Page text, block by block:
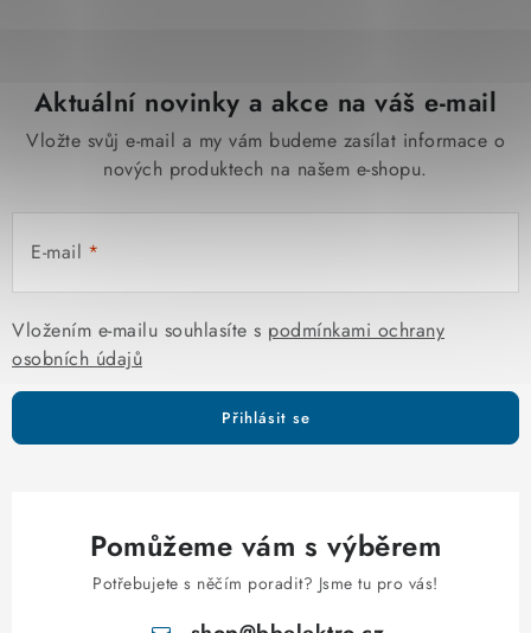
Aktuální novinky a akce na váš e-mail
Vložte svůj e-mail a my vám budeme zasílat informace o
nových produktech na našem e-shopu.
E-mail
Vložením e-mailu souhlasíte s podmínkami ochrany
osobních údajů
Přihlásit se
Pomůžeme vám s výběrem
Potřebujete s něčím poradit? Jsme tu pro vás!